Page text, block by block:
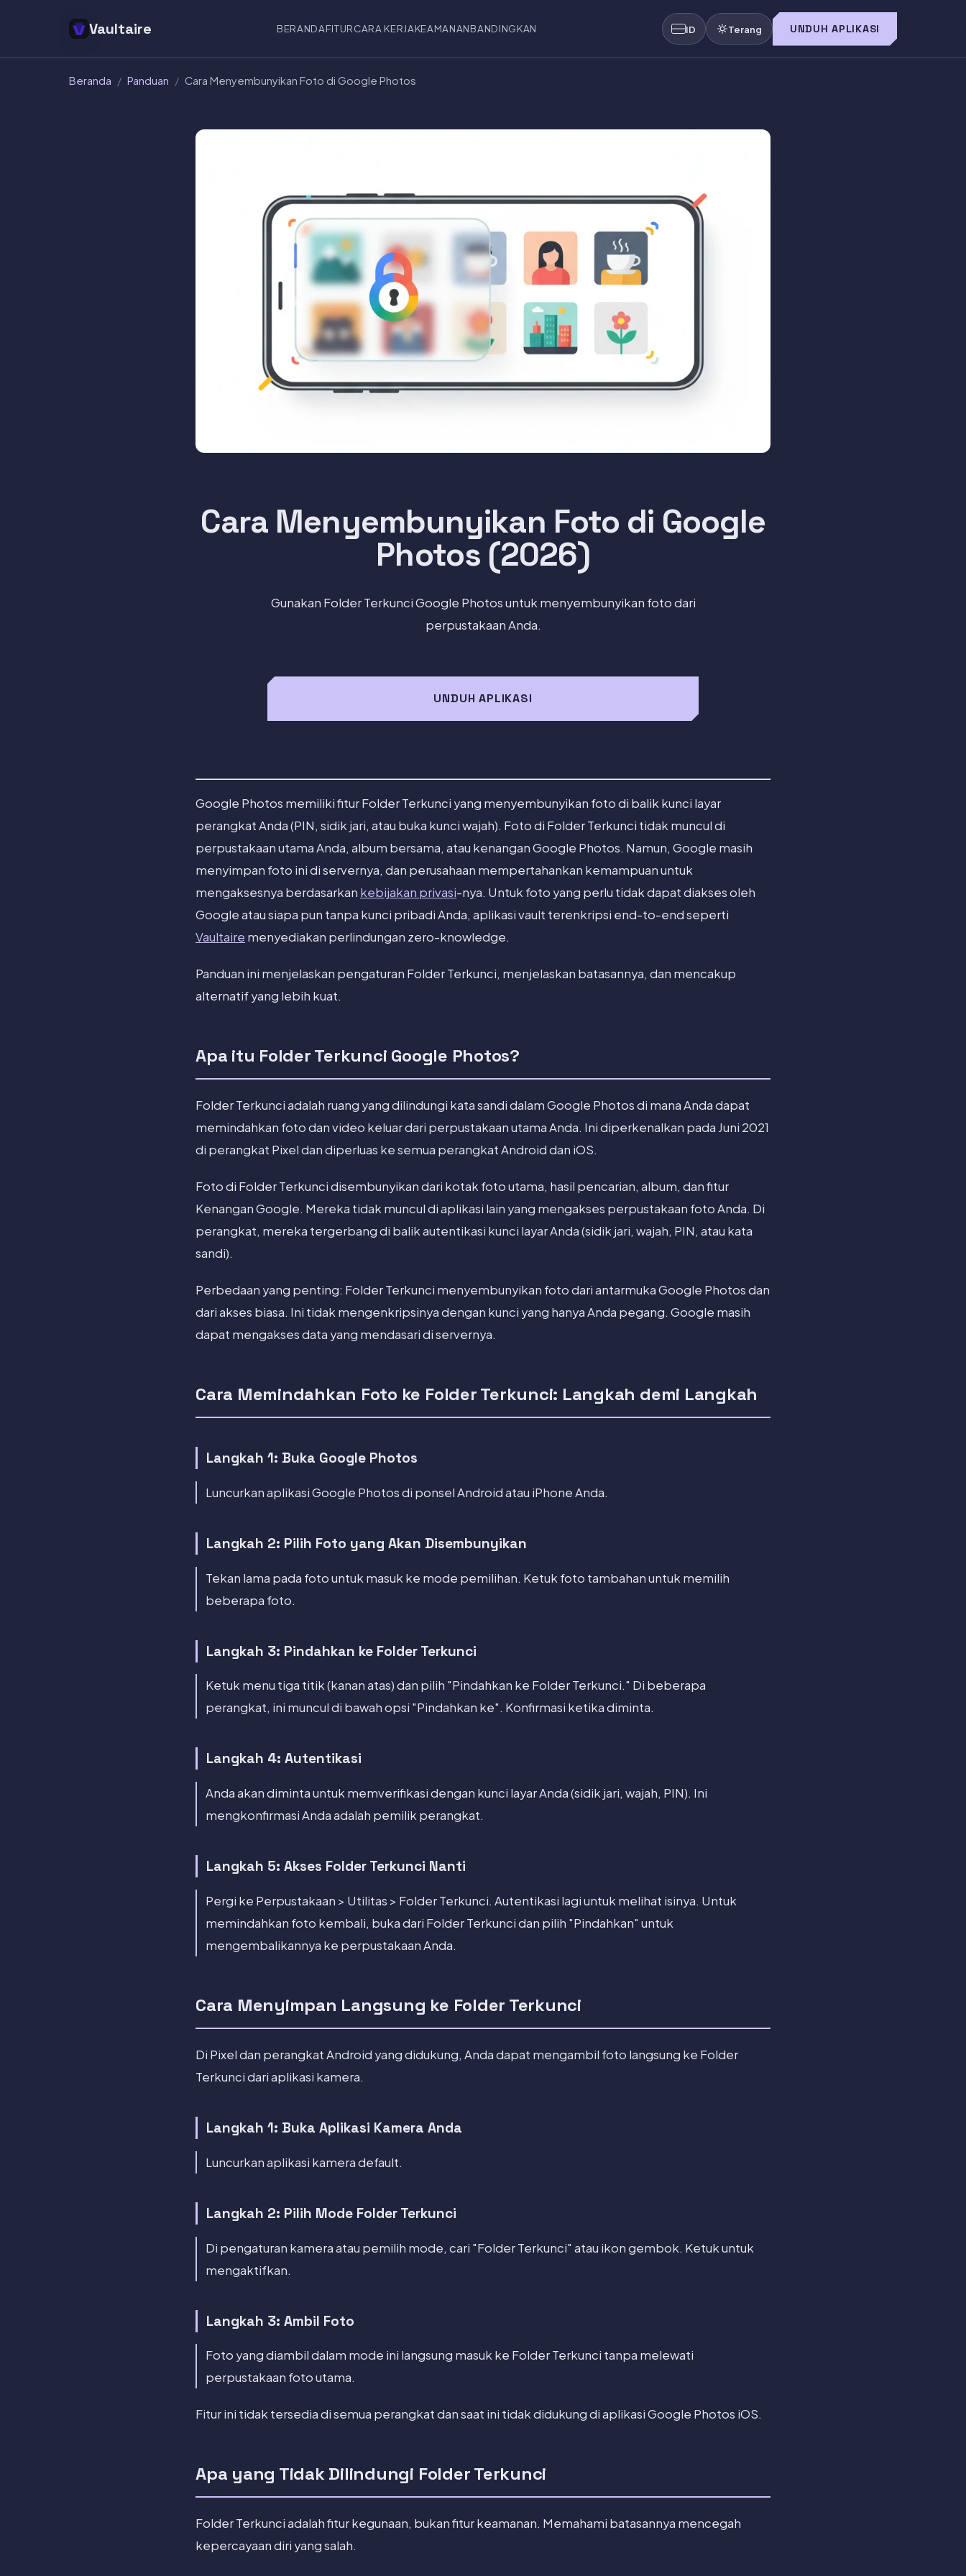
Vaultaire BERANDAFITURCARA KERJAKEAMANANBANDINGKAN ID Terang UNDUH APLIKASI
Beranda / Panduan / Cara Menyembunyikan Foto di Google Photos
Cara Menyembunyikan Foto di Google
Photos (2026)
Gunakan Folder Terkunci Google Photos untuk menyembunyikan foto dari
perpustakaan Anda.
UNDUH APLIKASI
Google Photos memiliki fitur Folder Terkunci yang menyembunyikan foto di balik kunci layar
perangkat Anda (PIN, sidik jari, atau buka kunci wajah). Foto di Folder Terkunci tidak muncul di
perpustakaan utama Anda, album bersama, atau kenangan Google Photos. Namun, Google masih
menyimpan foto ini di servernya, dan perusahaan mempertahankan kemampuan untuk
mengaksesnya berdasarkan kebijakan privasi-nya. Untuk foto yang perlu tidak dapat diakses oleh
Google atau siapa pun tanpa kunci pribadi Anda, aplikasi vault terenkripsi end-to-end seperti
Vaultaire menyediakan perlindungan zero-knowledge.
Panduan ini menjelaskan pengaturan Folder Terkunci, menjelaskan batasannya, dan mencakup
alternatif yang lebih kuat.
Apa itu Folder Terkunci Google Photos?
Folder Terkunci adalah ruang yang dilindungi kata sandi dalam Google Photos di mana Anda dapat
memindahkan foto dan video keluar dari perpustakaan utama Anda. Ini diperkenalkan pada Juni 2021
di perangkat Pixel dan diperluas ke semua perangkat Android dan iOS.
Foto di Folder Terkunci disembunyikan dari kotak foto utama, hasil pencarian, album, dan fitur
Kenangan Google. Mereka tidak muncul di aplikasi lain yang mengakses perpustakaan foto Anda. Di
perangkat, mereka tergerbang di balik autentikasi kunci layar Anda (sidik jari, wajah, PIN, atau kata
sandi).
Perbedaan yang penting: Folder Terkunci menyembunyikan foto dari antarmuka Google Photos dan
dari akses biasa. Ini tidak mengenkripsinya dengan kunci yang hanya Anda pegang. Google masih
dapat mengakses data yang mendasari di servernya.
Cara Memindahkan Foto ke Folder Terkunci: Langkah demi Langkah
Langkah 1: Buka Google Photos
Luncurkan aplikasi Google Photos di ponsel Android atau iPhone Anda.
Langkah 2: Pilih Foto yang Akan Disembunyikan
Tekan lama pada foto untuk masuk ke mode pemilihan. Ketuk foto tambahan untuk memilih
beberapa foto.
Langkah 3: Pindahkan ke Folder Terkunci
Ketuk menu tiga titik (kanan atas) dan pilih "Pindahkan ke Folder Terkunci." Di beberapa
perangkat, ini muncul di bawah opsi "Pindahkan ke". Konfirmasi ketika diminta.
Langkah 4: Autentikasi
Anda akan diminta untuk memverifikasi dengan kunci layar Anda (sidik jari, wajah, PIN). Ini
mengkonfirmasi Anda adalah pemilik perangkat.
Langkah 5: Akses Folder Terkunci Nanti
Pergi ke Perpustakaan > Utilitas > Folder Terkunci. Autentikasi lagi untuk melihat isinya. Untuk
memindahkan foto kembali, buka dari Folder Terkunci dan pilih "Pindahkan" untuk
mengembalikannya ke perpustakaan Anda.
Cara Menyimpan Langsung ke Folder Terkunci
Di Pixel dan perangkat Android yang didukung, Anda dapat mengambil foto langsung ke Folder
Terkunci dari aplikasi kamera.
Langkah 1: Buka Aplikasi Kamera Anda
Luncurkan aplikasi kamera default.
Langkah 2: Pilih Mode Folder Terkunci
Di pengaturan kamera atau pemilih mode, cari "Folder Terkunci" atau ikon gembok. Ketuk untuk
mengaktifkan.
Langkah 3: Ambil Foto
Foto yang diambil dalam mode ini langsung masuk ke Folder Terkunci tanpa melewati
perpustakaan foto utama.
Fitur ini tidak tersedia di semua perangkat dan saat ini tidak didukung di aplikasi Google Photos iOS.
Apa yang Tidak Dilindungi Folder Terkunci
Folder Terkunci adalah fitur kegunaan, bukan fitur keamanan. Memahami batasannya mencegah
kepercayaan diri yang salah.